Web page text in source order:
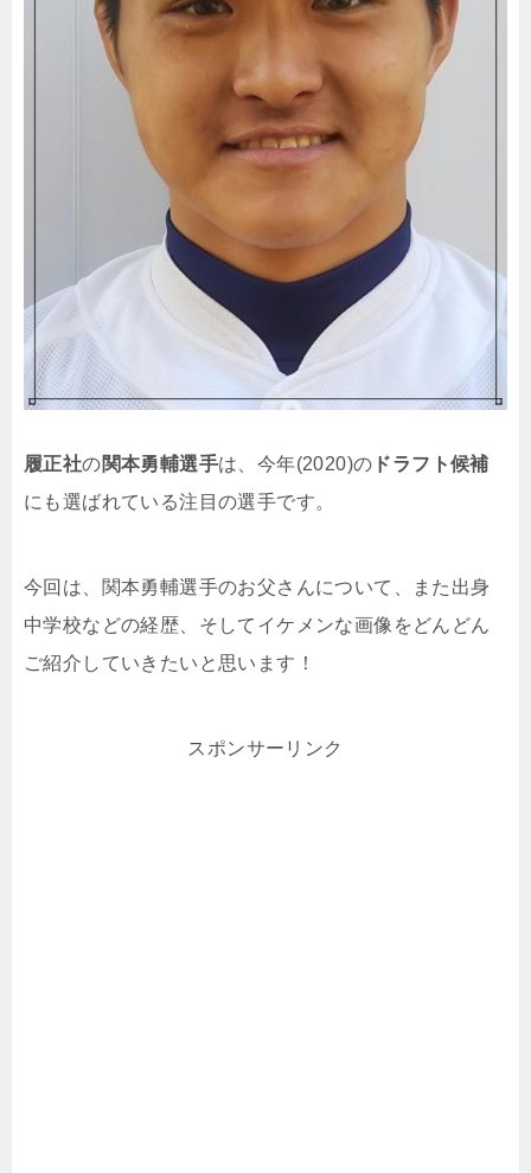
履正社の関本勇輔選手は、今年(2020)の ドラフト候補
にも選ばれている注目の選手です。
今回は、関本勇輔選手のお父さんについて、また出身
中学校などの経歴、そしてイケメンな画像をどんどん
ご紹介していきたいと思います！
スポンサーリンク